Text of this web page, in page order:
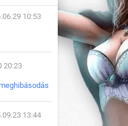
10:53
20:23
13:44